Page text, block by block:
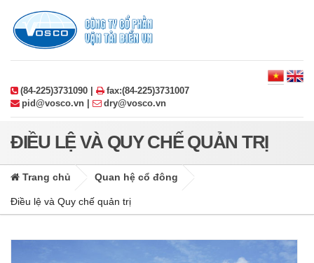
(84-225)3731090 |
fax:(84-225)3731007
pid@vosco.vn |
dry@vosco.vn
ĐIỀU LỆ VÀ QUY CHẾ QUẢN TRỊ
Trang chủ Quan hệ cổ đông
Điều lệ và Quy chế quản trị